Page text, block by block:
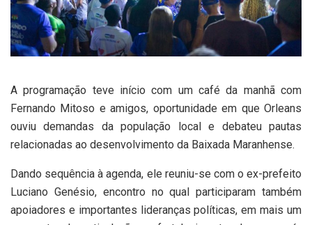
A programação teve início com um café da manhã com
Fernando Mitoso e amigos, oportunidade em que Orleans
ouviu demandas da população local e debateu pautas
relacionadas ao desenvolvimento da Baixada Maranhense.
Dando sequência à agenda, ele reuniu-se com o ex-prefeito
Luciano Genésio, encontro no qual participaram também
apoiadores e importantes lideranças políticas, em mais um